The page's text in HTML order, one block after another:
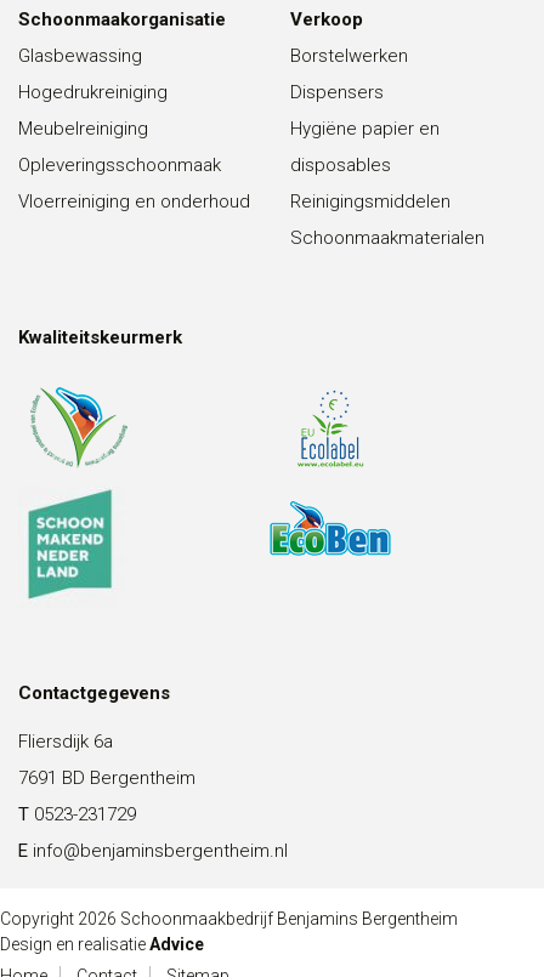
Schoonmaakorganisatie
Glasbewassing
Hogedrukreiniging
Meubelreiniging
Opleveringsschoonmaak
Vloerreiniging en onderhoud
Verkoop
Borstelwerken
Dispensers
Hygiëne papier en
disposables
Reinigingsmiddelen
Schoonmaakmaterialen
Kwaliteitskeurmerk
Contactgegevens
Fliersdijk 6a
7691 BD Bergentheim
T 0523-231729
E info@benjaminsbergentheim.nl
Copyright 2026 Schoonmaakbedrijf Benjamins Bergentheim
Design en realisatieAdvice